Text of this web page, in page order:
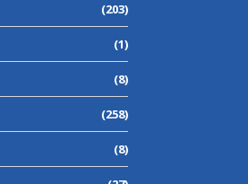
(203)
(1)
(8)
(258)
(8)